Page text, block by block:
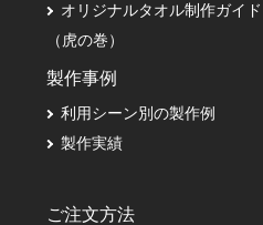
オリジナルタオル制作ガイド
（虎の巻）
製作事例
利用シーン別の製作例
製作実績
ご注文方法